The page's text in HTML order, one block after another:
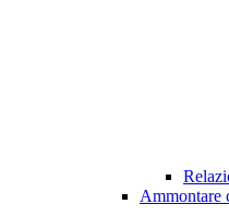
Ammontare